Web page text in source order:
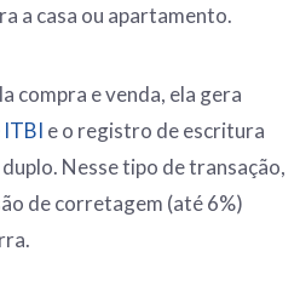
a casa ou apartamento.
compra e venda, ela gera
ITBI e o registro de escritura
Nesse tipo de transação,
de corretagem (até 6%)